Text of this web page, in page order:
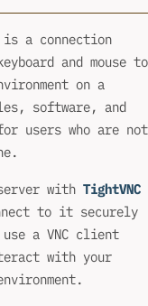
a connection
and mouse to
on a
software, and
users who are not
with TightVNC
to it securely
a VNC client
with your